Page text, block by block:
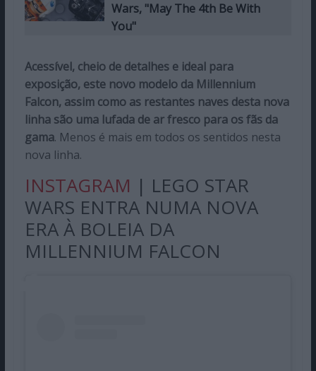
Wars, "May The 4th Be With
You"
Acessível, cheio de detalhes e ideal para
exposição, este novo modelo da Millennium
Falcon, assim como as restantes naves desta nova
linha são uma lufada de ar fresco para os fãs da
gama. Menos é mais em todos os sentidos nesta
nova linha.
INSTAGRAM | LEGO STAR
WARS ENTRA NUMA NOVA
ERA À BOLEIA DA
MILLENNIUM FALCON